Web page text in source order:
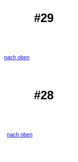
#29
nach oben
#28
nach oben